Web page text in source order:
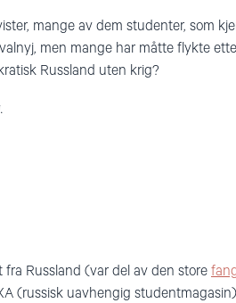
mange av dem studenter, som
men mange har måtte flykte
Russland uten krig?
Russland (var del av den store
(russisk uavhengig studentmagasin)